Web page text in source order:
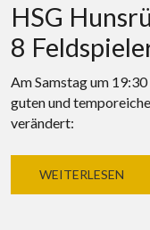
HSG
8
Am Samstag um
guten und
verändert:
WEITERLESEN